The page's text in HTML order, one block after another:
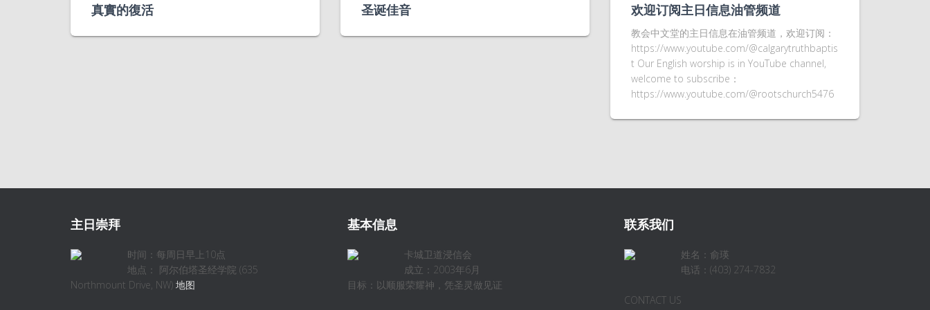
真實的復活 圣诞佳音 欢迎订阅主日信息油管频道
教会中文堂的主日信息在油管频道，欢迎订阅：
https://www.youtube.com/@calgarytruthbaptis
t Our English worship is in YouTube channel,
welcome to subscribe：
https://www.youtube.com/@rootschurch5476
主日崇拜
时间：每周日早上10点
地点： 阿尔伯塔圣经学院 (635
Northmount Drive, NW) 地图
基本信息
卡城卫道浸信会
成立：2003年6月
目标：以顺服荣耀神，凭圣灵做见证
联系我们
姓名：俞瑛
电话：(403) 274-7832
CONTACT US